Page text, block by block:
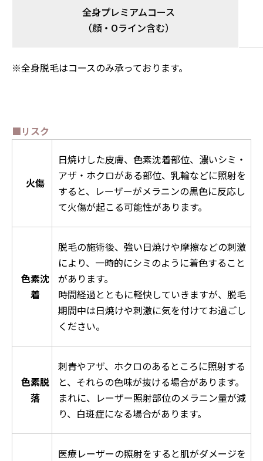
全身プレミアムコース
（顔・Oライン含む）
※全身脱毛はコースのみ承っております。
■リスク
火傷
日焼けした皮膚、色素沈着部位、濃いシミ・
アザ・ホクロがある部位、乳輪などに照射を
すると、レーザーがメラニンの黒色に反応し
て火傷が起こる可能性があります。
色素沈
着
脱毛の施術後、強い日焼けや摩擦などの刺激
により、一時的にシミのように着色すること
があります。
時間経過とともに軽快していきますが、脱毛
期間中は日焼けや刺激に気を付けてお過ごし
ください。
色素脱
落
刺青やアザ、ホクロのあるところに照射する
と、それらの色味が抜ける場合があります。
まれに、レーザー照射部位のメラニン量が減
り、白斑症になる場合があります。
医療レーザーの照射をすると肌がダメージを